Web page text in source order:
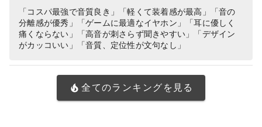
「コスパ最強で音質良き」「軽くて装着感が最高」「音の
分離感が優秀」「ゲームに最適なイヤホン」「耳に優しく
痛くならない」「高音が刺さらず聞きやすい」「デザイン
がカッコいい」「音質、定位性が文句なし」
全てのランキングを見る